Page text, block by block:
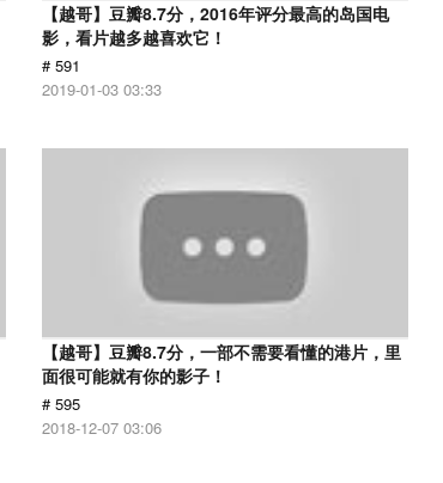
【越哥】豆瓣8.7分，2016年评分最高的岛国电
影，看片越多越喜欢它！
# 591
2019-01-03 03:33
【越哥】豆瓣8.7分，一部不需要看懂的港片，里
面很可能就有你的影子！
# 595
2018-12-07 03:06